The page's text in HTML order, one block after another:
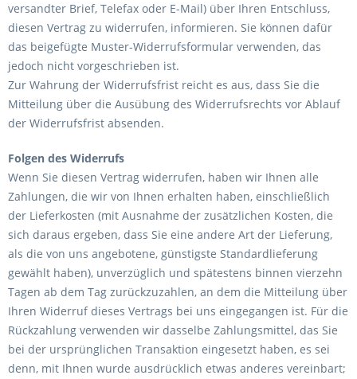
versandter Brief, Telefax oder E-Mail) über Ihren Entschluss,
diesen Vertrag zu widerrufen, informieren. Sie können dafür
das beigefügte Muster-Widerrufsformular verwenden, das
jedoch nicht vorgeschrieben ist.
Zur Wahrung der Widerrufsfrist reicht es aus, dass Sie die
Mitteilung über die Ausübung des Widerrufsrechts vor Ablauf
der Widerrufsfrist absenden.
Folgen des Widerrufs
Wenn Sie diesen Vertrag widerrufen, haben wir Ihnen alle
Zahlungen, die wir von Ihnen erhalten haben, einschließlich
der Lieferkosten (mit Ausnahme der zusätzlichen Kosten, die
sich daraus ergeben, dass Sie eine andere Art der Lieferung,
als die von uns angebotene, günstigste Standardlieferung
gewählt haben), unverzüglich und spätestens binnen vierzehn
Tagen ab dem Tag zurückzuzahlen, an dem die Mitteilung über
Ihren Widerruf dieses Vertrags bei uns eingegangen ist. Für die
Rückzahlung verwenden wir dasselbe Zahlungsmittel, das Sie
bei der ursprünglichen Transaktion eingesetzt haben, es sei
denn, mit Ihnen wurde ausdrücklich etwas anderes vereinbart;